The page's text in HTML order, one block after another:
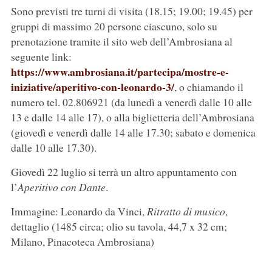
Sono previsti tre turni di visita (18.15; 19.00; 19.45) per
gruppi di massimo 20 persone ciascuno, solo su
prenotazione tramite il sito web dell’Ambrosiana al
seguente link:
https://www.ambrosiana.it/partecipa/mostre-e-
iniziative/aperitivo-con-leonardo-3/, o chiamando il
numero tel. 02.806921 (da lunedì a venerdì dalle 10 alle
13 e dalle 14 alle 17), o alla biglietteria dell’Ambrosiana
(giovedì e venerdì dalle 14 alle 17.30; sabato e domenica
dalle 10 alle 17.30).
Giovedì 22 luglio si terrà un altro appuntamento con
l’Aperitivo con Dante.
Immagine: Leonardo da Vinci,Ritratto di musico,
dettaglio (1485 circa; olio su tavola, 44,7 x 32 cm;
Milano, Pinacoteca Ambrosiana)